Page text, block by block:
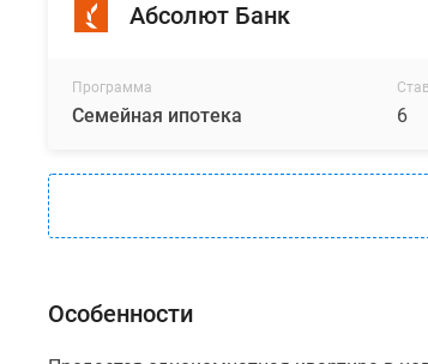
Абсолют Банк
Программа
Семейная ипотека 6
Особенности